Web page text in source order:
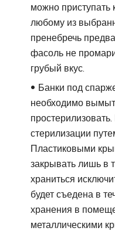
можно приступать
любому из
пренебречь
фасоль не
грубый вкус.
Банки под
необходимо
стерилизации
Пластиковыми
закрывать лишь в
храниться
будет съедена в
хранения в
металлическими